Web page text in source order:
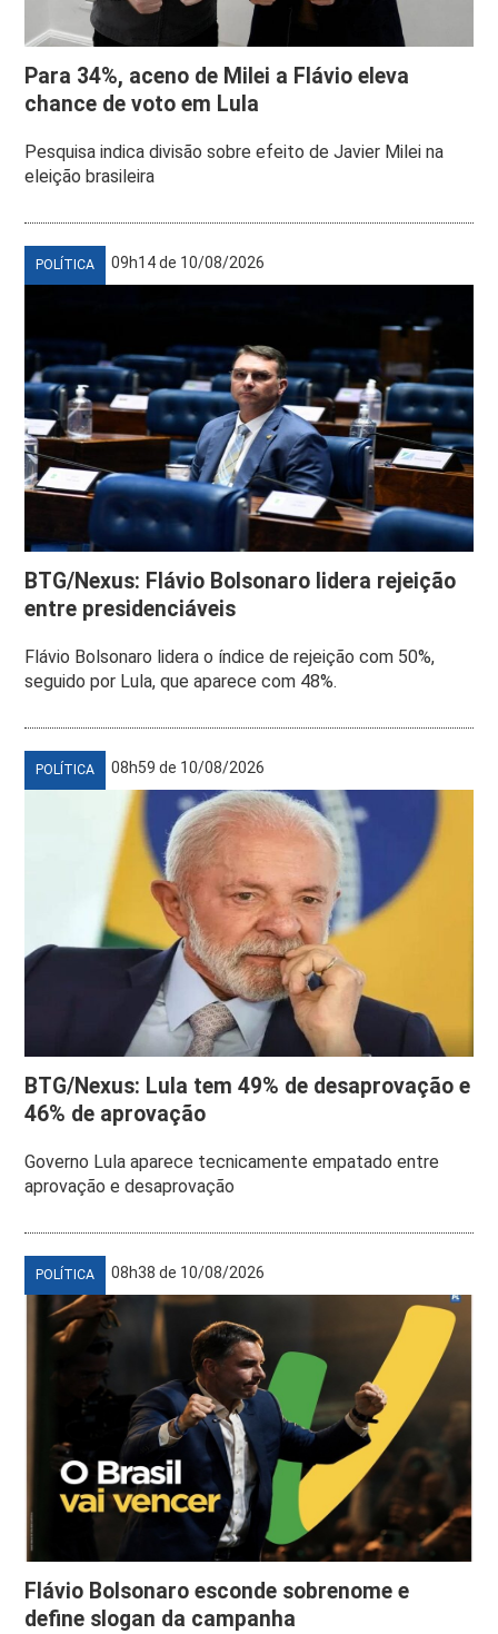
Para 34%, aceno de Milei a Flávio eleva
chance de voto em Lula
Pesquisa indica divisão sobre efeito de Javier Milei na
eleição brasileira
POLÍTICA 09h14 de 10/08/2026
BTG/Nexus: Flávio Bolsonaro lidera rejeição
entre presidenciáveis
Flávio Bolsonaro lidera o índice de rejeição com 50%,
seguido por Lula, que aparece com 48%.
POLÍTICA 08h59 de 10/08/2026
BTG/Nexus: Lula tem 49% de desaprovação e
46% de aprovação
Governo Lula aparece tecnicamente empatado entre
aprovação e desaprovação
POLÍTICA 08h38 de 10/08/2026
Flávio Bolsonaro esconde sobrenome e
define slogan da campanha